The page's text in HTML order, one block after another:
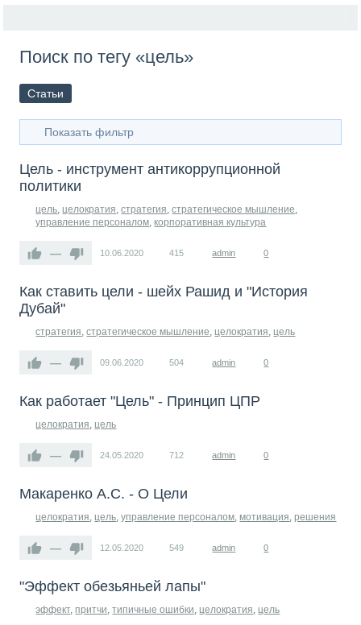
Поиск по тегу «цель»
Статьи
Показать фильтр
Цель - инструмент антикоррупционной
политики
цель, целократия,стратегия,стратегическое мышление,
управление персоналом,корпоративная культура
— 10.06.2020 415 admin 0
Как ставить цели - шейх Рашид и "История
Дубай"
стратегия,стратегическое мышление, целократия, цель
— 09.06.2020 504 admin 0
Как работает "Цель" - Принцип ЦПР
целократия, цель
— 24.05.2020 712 admin 0
Макаренко А.С. - О Цели
целократия, цель,управление персоналом, мотивация,решения
— 12.05.2020 549 admin 0
"Эффект обезьяньей лапы"
эффект, притчи,типичные ошибки, целократия, цель